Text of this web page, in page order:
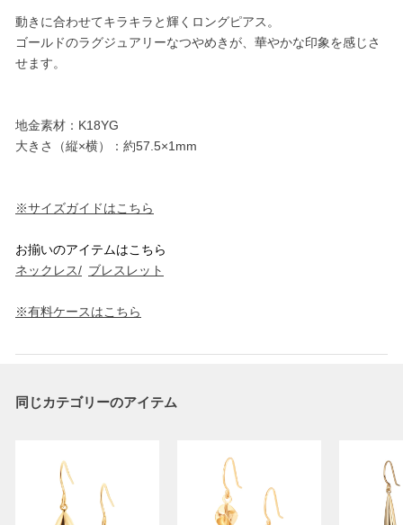
動きに合わせてキラキラと輝くロングピアス。
ゴールドのラグジュアリーなつやめきが、華やかな印象を感じさ
せます。
地金素材：K18YG
大きさ（縦×横）：約57.5×1mm
※サイズガイドはこちら
お揃いのアイテムはこちら
ネックレス/ ブレスレット
※有料ケースはこちら
同じカテゴリーのアイテム